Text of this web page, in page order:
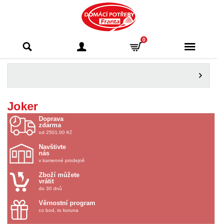
Franta - Příbram
0
Joker
Doprava
zdarma
od 2501.00 Kč
Navštivte
nás
v kamenné prodejně
Zboží můžete
vrátit
do 30 dnů
Věrnostní program
co bod, to koruna